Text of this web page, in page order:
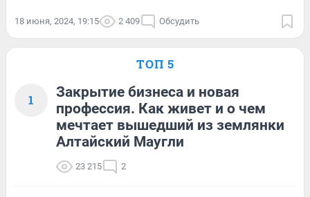
18 июня, 2024, 19:15 2 409 Обсудить
ТОП 5
1
Закрытие бизнеса и новая
профессия. Как живет и о чем
мечтает вышедший из землянки
Алтайский Маугли
23 215 2